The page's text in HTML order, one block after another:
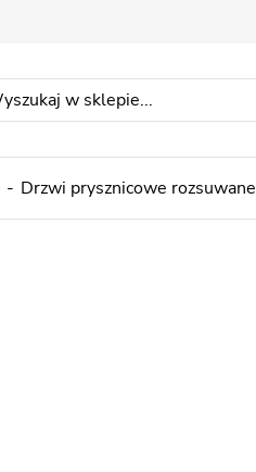
Drzwi prysznicowe rozsuwane